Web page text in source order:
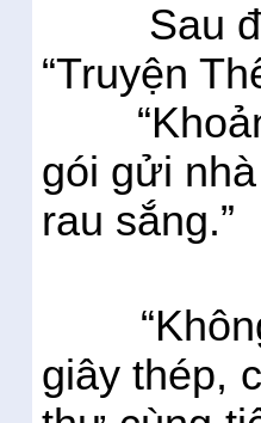
Sau
“Truyện
gói gửi
rau sắng.”
giây thép,